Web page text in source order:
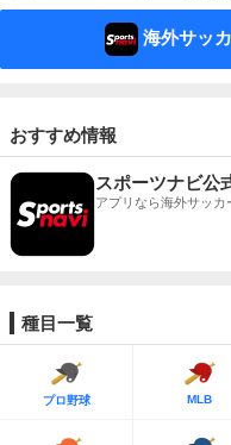
海外サッ
おすすめ情報
スポーツナビ公
アプリなら海外サッ
種目一覧
プロ野球 MLB